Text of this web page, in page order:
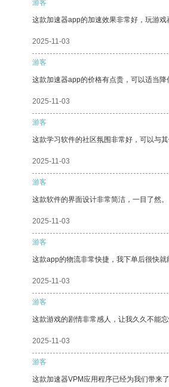
游客
这款加速器app的加速效果非常好，玩游
2025-11-03
游客
这款加速器app的价格有点贵，可以适当降
2025-11-03
游客
这款学习软件的社区氛围非常好，可以与其
2025-11-03
游客
这款软件的界面设计非常简洁，一目了然。
2025-11-03
游客
这款app的物流非常快捷，我下单后很快就
2025-11-03
游客
这款游戏的剧情非常感人，让我久久不能忘
2025-11-03
游客
这款加速器VPM应用程序已经为我们带来